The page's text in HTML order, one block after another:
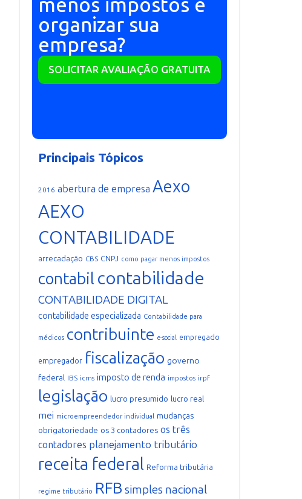
menos impostos e
organizar sua
empresa?
SOLICITAR AVALIAÇÃO GRATUITA
Principais Tópicos
2016 abertura de empresa Aexo
AEXO
CONTABILIDADE
arrecadação CBS CNPJ como pagar menos impostos
contabil contabilidade
CONTABILIDADE DIGITAL
contabilidade especializada Contabilidade para
médicos contribuinte e-social empregado
empregador fiscalização governo
federal IBS icms imposto de renda impostos irpf
legislação lucro presumido lucro real
mei microempreendedor individual mudanças
obrigatoriedade os 3 contadores os três
contadores planejamento tributário
receita federal Reforma tributária
regime tributário RFB simples nacional